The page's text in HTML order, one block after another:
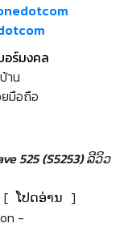
อร์มงคล
าน
มือถือ
525 (S5253) ລີວິວ
[ ໂປດອ່ານ ]
-